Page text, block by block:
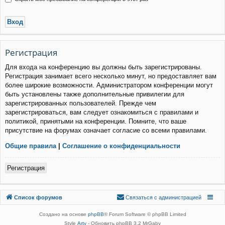
Регистрация
Для входа на конференцию вы должны быть зарегистрированы.
Регистрация занимает всего несколько минут, но предоставляет вам
более широкие возможности. Администратором конференции могут
быть установлены также дополнительные привилегии для
зарегистрированных пользователей. Прежде чем
зарегистрироваться, вам следует ознакомиться с правилами и
политикой, принятыми на конференции. Помните, что ваше
присутствие на форумах означает согласие со всеми правилами.
Общие правила | Соглашение о конфиденциальности
Регистрация
Список форумов
Связаться с
Связаться с администрацией
Создано на основе phpBB® Forum Software © phpBB Limited
Style Arty - Обновить phpBB 3.2 MrGaby